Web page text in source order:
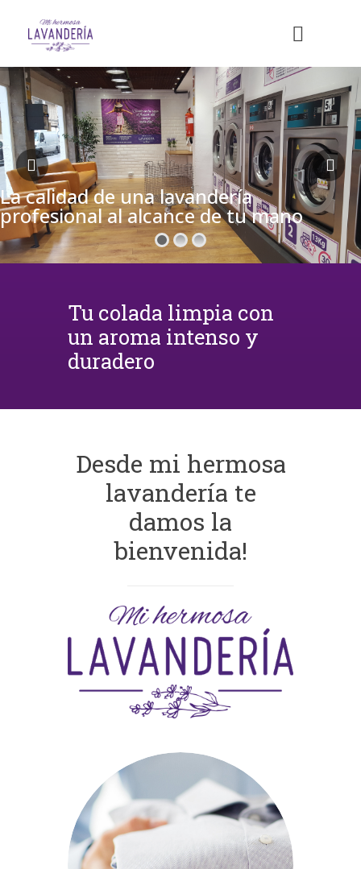
La calidad de una lavandería
profesional al alcance de tu mano
Tu colada limpia con
un aroma intenso y
duradero
Desde mi hermosa
lavandería te
damos la
bienvenida!